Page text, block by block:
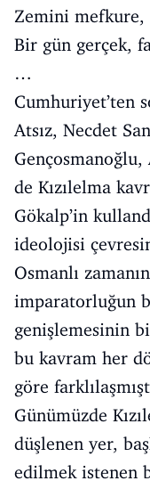
Zemini mefkure,
Bir gün gerçek,
…
Cumhuriyet’ten
Atsız, Necdet
de Kızılelma
Gökalp’in
ideolojisi
Osmanlı
imparatorluğun
genişlemesinin
bu kavram her
göre
Günümüzde
düşlenen yer,
edilmek istenen